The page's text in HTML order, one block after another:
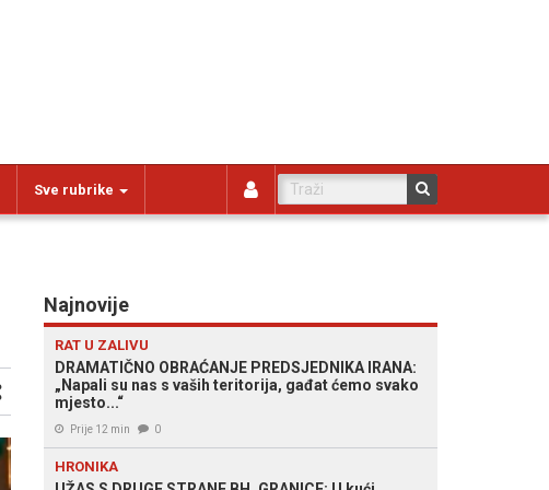
Sve rubrike
Najnovije
RAT U ZALIVU
DRAMATIČNO OBRAĆANJE PREDSJEDNIKA IRANA:
„Napali su nas s vaših teritorija, gađat ćemo svako
mjesto...“
Prije 12 min 0
HRONIKA